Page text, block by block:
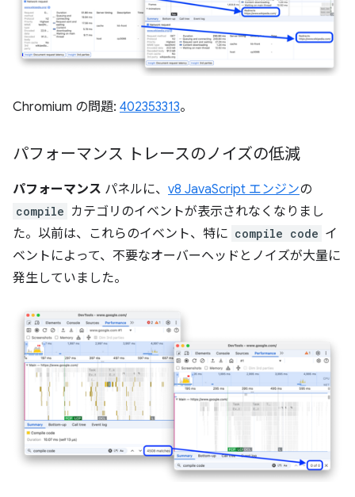
Chromium の問題: 402353313。
パフォーマンス トレースのノイズの低減
パフォーマンス パネルに、 v8 JavaScript エンジンの
compile カテゴリのイベントが表示されなくなりまし
た。以前は、これらのイベント、特に compile code イ
ベントによって、不要なオーバーヘッドとノイズが大量に
発生していました。